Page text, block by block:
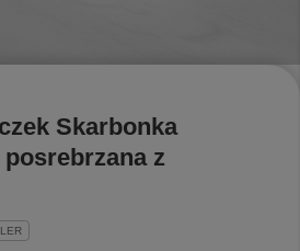
Skarbonka
z